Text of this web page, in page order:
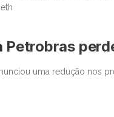
uma redução nos